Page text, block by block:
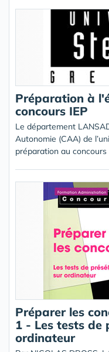
Préparation à
concours IEP
Le département
Autonomie (CAA) de
préparation au concours
Préparer les
1 - Les tests de
ordinateur